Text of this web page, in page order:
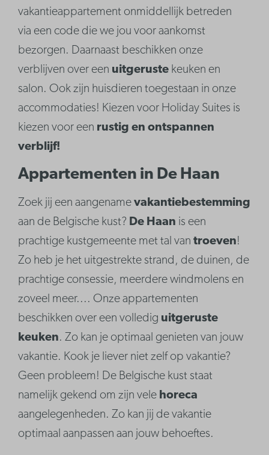
vakantieappartement onmiddellijk betreden
via een code die we jou voor aankomst
bezorgen. Daarnaast beschikken onze
verblijven over een uitgeruste keuken en
salon. Ook zijn huisdieren toegestaan in onze
accommodaties! Kiezen voor Holiday Suites is
kiezen voor een rustig en ontspannen
verblijf!
Appartementen in De Haan
Zoek jij een aangenamevakantiebestemming
aan de Belgische kust? De Haan is een
prachtige kustgemeente met tal van troeven!
Zo heb je het uitgestrekte strand, de duinen, de
prachtige consessie, meerdere windmolens en
zoveel meer.... Onze appartementen
beschikken over een volledig uitgeruste
keuken. Zo kan je optimaal genieten van jouw
vakantie. Kook je liever niet zelf op vakantie?
Geen probleem! De Belgische kust staat
namelijk gekend om zijn vele horeca
aangelegenheden. Zo kan jij de vakantie
optimaal aanpassen aan jouw behoeftes.